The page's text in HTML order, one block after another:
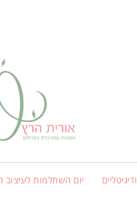
יום השתלמות לעיצוב